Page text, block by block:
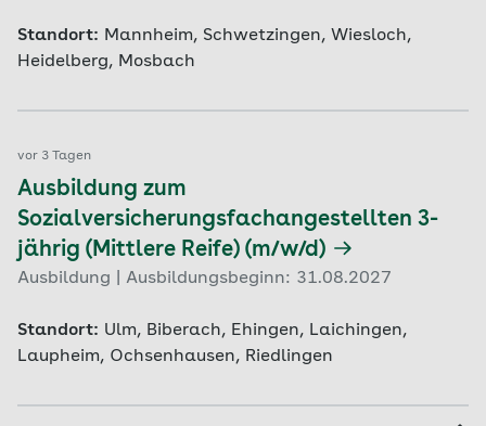
Standort: Mannheim, Schwetzingen, Wiesloch,
Heidelberg, Mosbach
vor 3 Tagen
Ausbildung zum
Sozialversicherungsfachangestellten 3-
jährig (Mittlere Reife) (m/w/d)
Ausbildung | Ausbildungsbeginn: 31.08.2027
Standort: Ulm, Biberach, Ehingen, Laichingen,
Laupheim, Ochsenhausen, Riedlingen